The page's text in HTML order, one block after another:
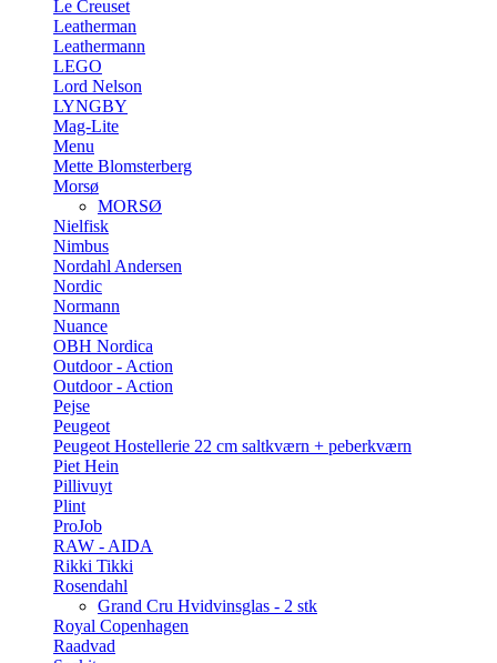
Le Creuset
Leatherman
Leathermann
LEGO
Lord Nelson
LYNGBY
Mag-Lite
Menu
Mette Blomsterberg
Morsø
MORSØ
Nielfisk
Nimbus
Nordahl Andersen
Nordic
Normann
Nuance
OBH Nordica
Outdoor - Action
Outdoor - Action
Pejse
Peugeot
Peugeot Hostellerie 22 cm saltkværn + peberkværn
Piet Hein
Pillivuyt
Plint
ProJob
RAW - AIDA
Rikki Tikki
Rosendahl
Grand Cru Hvidvinsglas - 2 stk
Royal Copenhagen
Raadvad